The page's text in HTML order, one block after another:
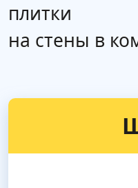
плитки
на стены в